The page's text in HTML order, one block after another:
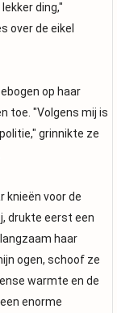
ding,"
over de eikel
op haar
toe. "Volgens mij is
grinnikte ze
knieën voor de
drukte eerst een
haar
ogen, schoof ze
warmte en de
enorme